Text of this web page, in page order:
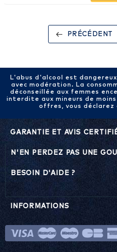
PRÉCÉDENT
L'abus d'alcool est
avec modération. La
déconseillée aux femmes
interdite aux mineurs de moins
offres, vous déclarez
GARANTIE ET AVIS
N'EN PERDEZ PAS UNE
BESOIN D'AIDE ?
INFORMATIONS